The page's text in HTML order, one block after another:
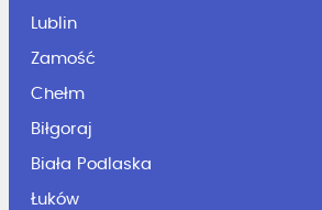
Lublin
Zamość
Chełm
Biłgoraj
Biała Podlaska
Łuków